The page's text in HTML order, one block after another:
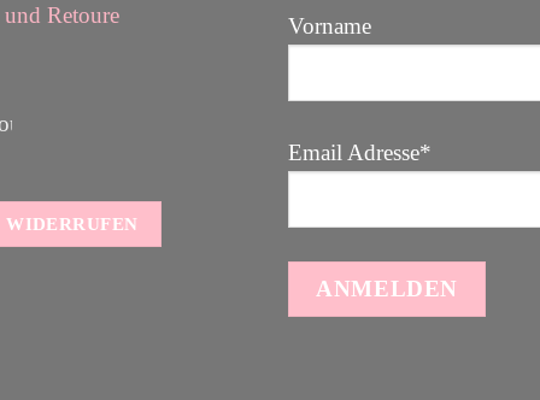
und Retoure
WIDERRUFEN
Vorname
Email Adresse*